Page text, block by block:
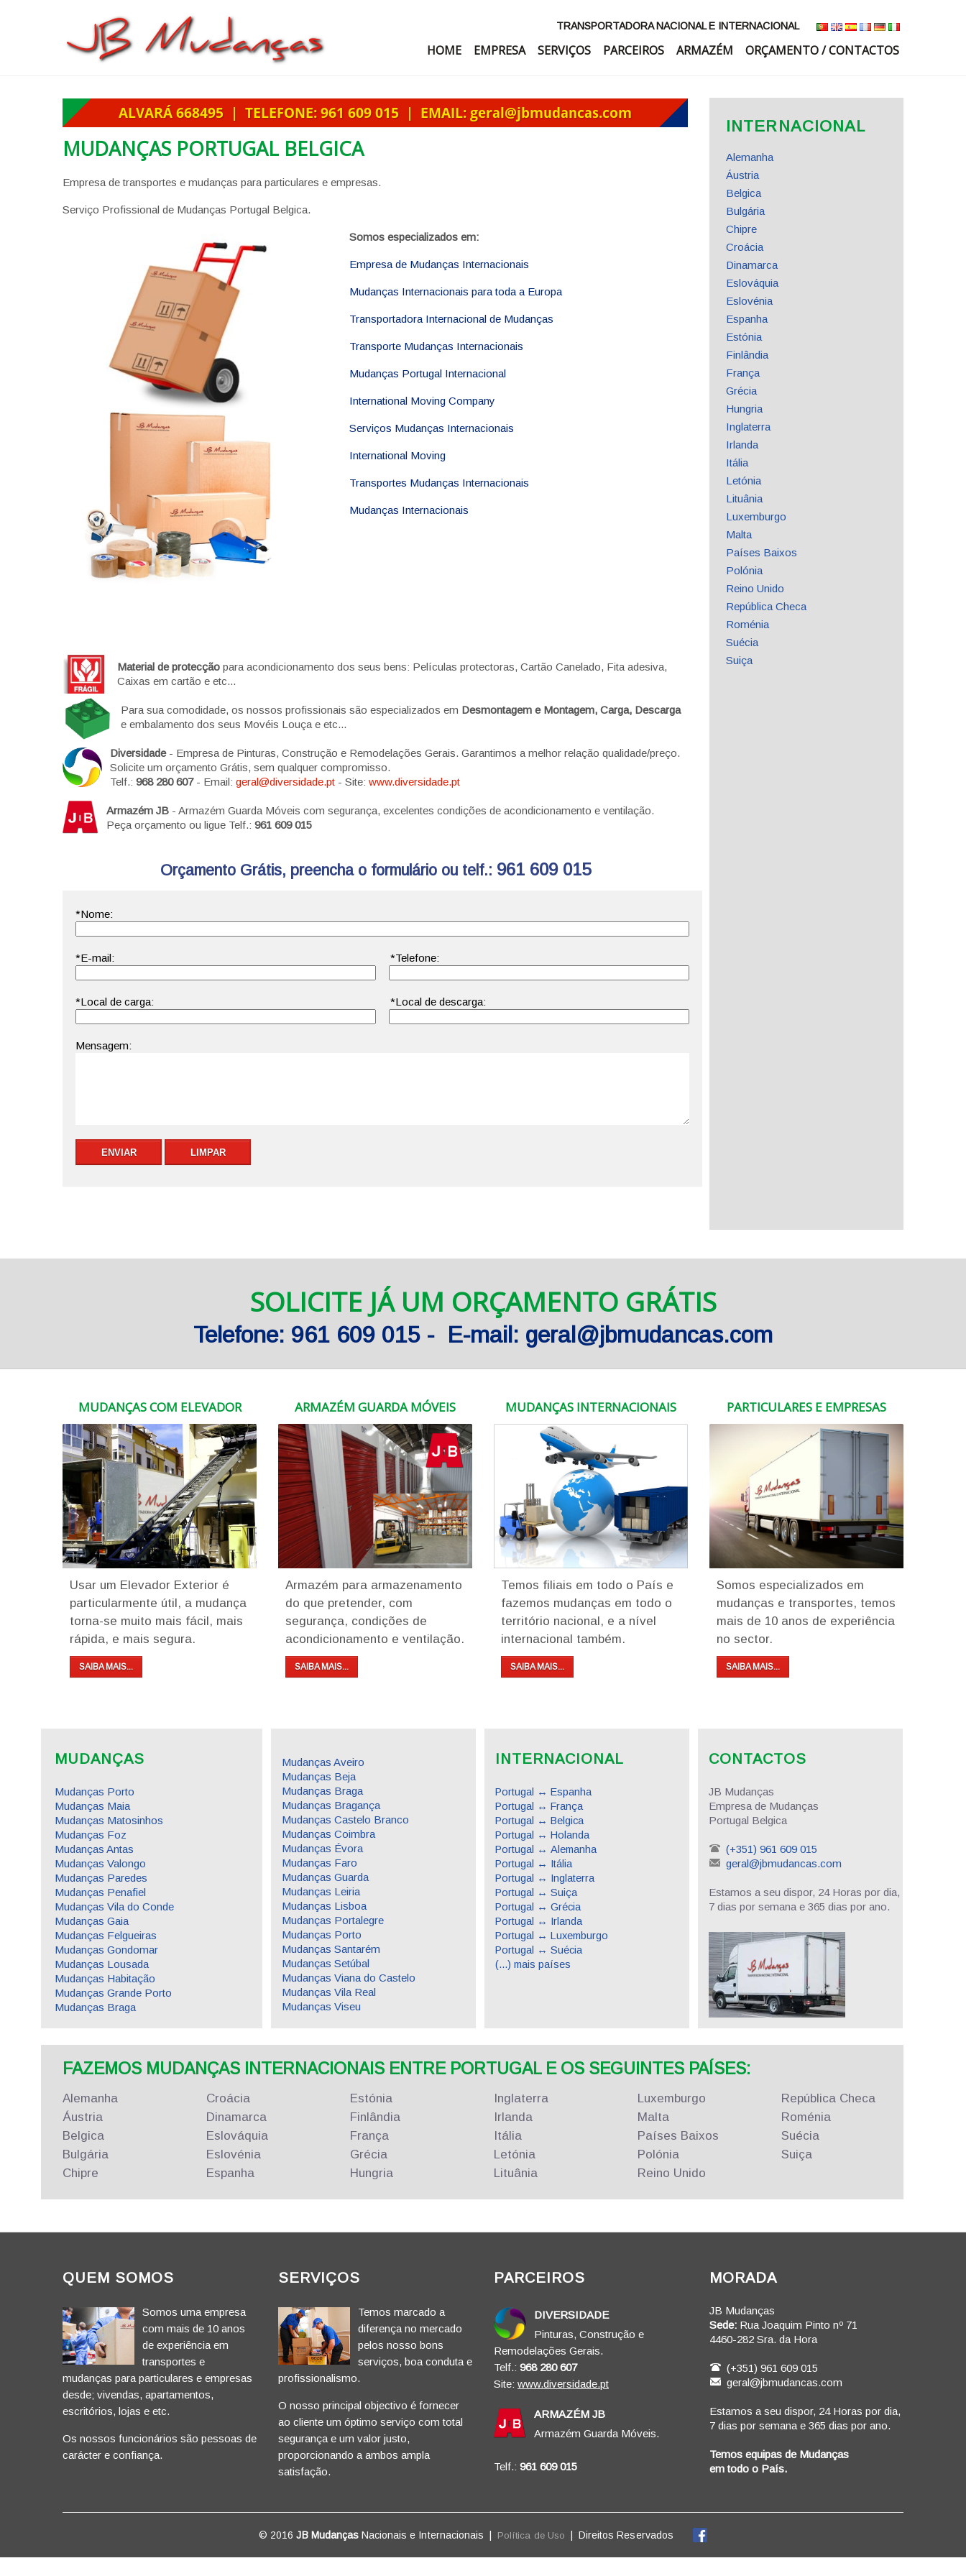
TRANSPORTADORA NACIONAL E INTERNACIONAL
HOME EMPRESA SERVIÇOS PARCEIROS ARMAZÉM ORÇAMENTO / CONTACTOS
MUDANÇAS PORTUGAL BELGICA
Empresa de transportes e mudanças para particulares e empresas.
Serviço Profissional de Mudanças Portugal Belgica.
Somos especializados em:
Empresa de Mudanças Internacionais
Mudanças Internacionais para toda a Europa
Transportadora Internacional de Mudanças
Transporte Mudanças Internacionais
Mudanças Portugal Internacional
International Moving Company
Serviços Mudanças Internacionais
International Moving
Transportes Mudanças Internacionais
Mudanças Internacionais
Material de protecção para acondicionamento dos seus bens: Películas protectoras, Cartão Canelado, Fita adesiva,
Caixas em cartão e etc...
Para sua comodidade, os nossos profissionais são especializados em Desmontagem e Montagem, Carga, Descarga
e embalamento dos seus Movéis Louça e etc...
Diversidade- Empresa de Pinturas, Construção e Remodelações Gerais. Garantimos a melhor relação qualidade/preço.
Solicite um orçamento Grátis, sem qualquer compromisso.
Telf.: 968 280 607- Email: geral@diversidade.pt - Site: www.diversidade.pt
Armazém JB - Armazém Guarda Móveis com segurança, excelentes condições de acondicionamento e ventilação.
Peça orçamento ou ligue Telf.: 961 609 015
Orçamento Grátis, preencha o formulário ou telf.: 961 609 015
INTERNACIONAL
Alemanha
Áustria
Belgica
Bulgária
Chipre
Croácia
Dinamarca
Eslováquia
Eslovénia
Espanha
Estónia
Finlândia
França
Grécia
Hungria
Inglaterra
Irlanda
Itália
Letónia
Lituânia
Luxemburgo
Malta
Países Baixos
Polónia
Reino Unido
República Checa
Roménia
Suécia
Suiça
SOLICITE JÁ UM ORÇAMENTO GRÁTIS
Telefone: 961 609 015 - E-mail: geral@jbmudancas.com
MUDANÇAS COM ELEVADOR
Usar um Elevador Exterior é
particularmente útil, a mudança
torna-se muito mais fácil, mais
rápida, e mais segura.
SAIBA MAIS...
ARMAZÉM GUARDA MÓVEIS
Armazém para armazenamento
do que pretender, com
segurança, condições de
acondicionamento e ventilação.
SAIBA MAIS...
MUDANÇAS INTERNACIONAIS
Temos filiais em todo o País e
fazemos mudanças em todo o
território nacional, e a nível
internacional também.
SAIBA MAIS...
PARTICULARES E EMPRESAS
Somos especializados em
mudanças e transportes, temos
mais de 10 anos de experiência
no sector.
SAIBA MAIS...
MUDANÇAS
Mudanças Porto
Mudanças Maia
Mudanças Matosinhos
Mudanças Foz
Mudanças Antas
Mudanças Valongo
Mudanças Paredes
Mudanças Penafiel
Mudanças Vila do Conde
Mudanças Gaia
Mudanças Felgueiras
Mudanças Gondomar
Mudanças Lousada
Mudanças Habitação
Mudanças Grande Porto
Mudanças Braga
Mudanças Aveiro
Mudanças Beja
Mudanças Braga
Mudanças Bragança
Mudanças Castelo Branco
Mudanças Coimbra
Mudanças Évora
Mudanças Faro
Mudanças Guarda
Mudanças Leiria
Mudanças Lisboa
Mudanças Portalegre
Mudanças Porto
Mudanças Santarém
Mudanças Setúbal
Mudanças Viana do Castelo
Mudanças Vila Real
Mudanças Viseu
INTERNACIONAL
Portugal ↔ Espanha
Portugal ↔ França
Portugal ↔ Belgica
Portugal ↔ Holanda
Portugal ↔ Alemanha
Portugal ↔ Itália
Portugal ↔ Inglaterra
Portugal ↔ Suiça
Portugal ↔ Grécia
Portugal ↔ Irlanda
Portugal ↔ Luxemburgo
Portugal ↔ Suécia
(...) mais países
CONTACTOS
JB Mudanças
Empresa de Mudanças
Portugal Belgica
(+351) 961 609 015
geral@jbmudancas.com
Estamos a seu dispor, 24 Horas por dia,
7 dias por semana e 365 dias por ano.
FAZEMOS MUDANÇAS INTERNACIONAIS ENTRE PORTUGAL E OS SEGUINTES PAÍSES:
Alemanha
Áustria
Belgica
Bulgária
Chipre
Croácia
Dinamarca
Eslováquia
Eslovénia
Espanha
Estónia
Finlândia
França
Grécia
Hungria
Inglaterra
Irlanda
Itália
Letónia
Lituânia
Luxemburgo
Malta
Países Baixos
Polónia
Reino Unido
República Checa
Roménia
Suécia
Suiça
QUEM SOMOS
Somos uma empresa
com mais de 10 anos
de experiência em
transportes e
mudanças para particulares e empresas
desde; vivendas, apartamentos,
escritórios, lojas e etc.
Os nossos funcionários são pessoas de
carácter e confiança.
SERVIÇOS
Temos marcado a
diferença no mercado
pelos nosso bons
serviços, boa conduta e
profissionalismo.
O nosso principal objectivo é fornecer
ao cliente um óptimo serviço com total
segurança e um valor justo,
proporcionando a ambos ampla
satisfação.
PARCEIROS
DIVERSIDADE
Pinturas, Construção e
Remodelações Gerais.
Telf.: 968 280 607
Site: www.diversidade.pt
ARMAZÉM JB
Armazém Guarda Móveis.
Telf.: 961 609 015
MORADA
JB Mudanças
Sede: Rua Joaquim Pinto nº 71
4460-282 Sra. da Hora
(+351) 961 609 015
geral@jbmudancas.com
Estamos a seu dispor, 24 Horas por dia,
7 dias por semana e 365 dias por ano.
Temos equipas de Mudanças
em todo o País.
© 2016JB MudançasNacionais e Internacionais | Política de Uso |Direitos Reservados